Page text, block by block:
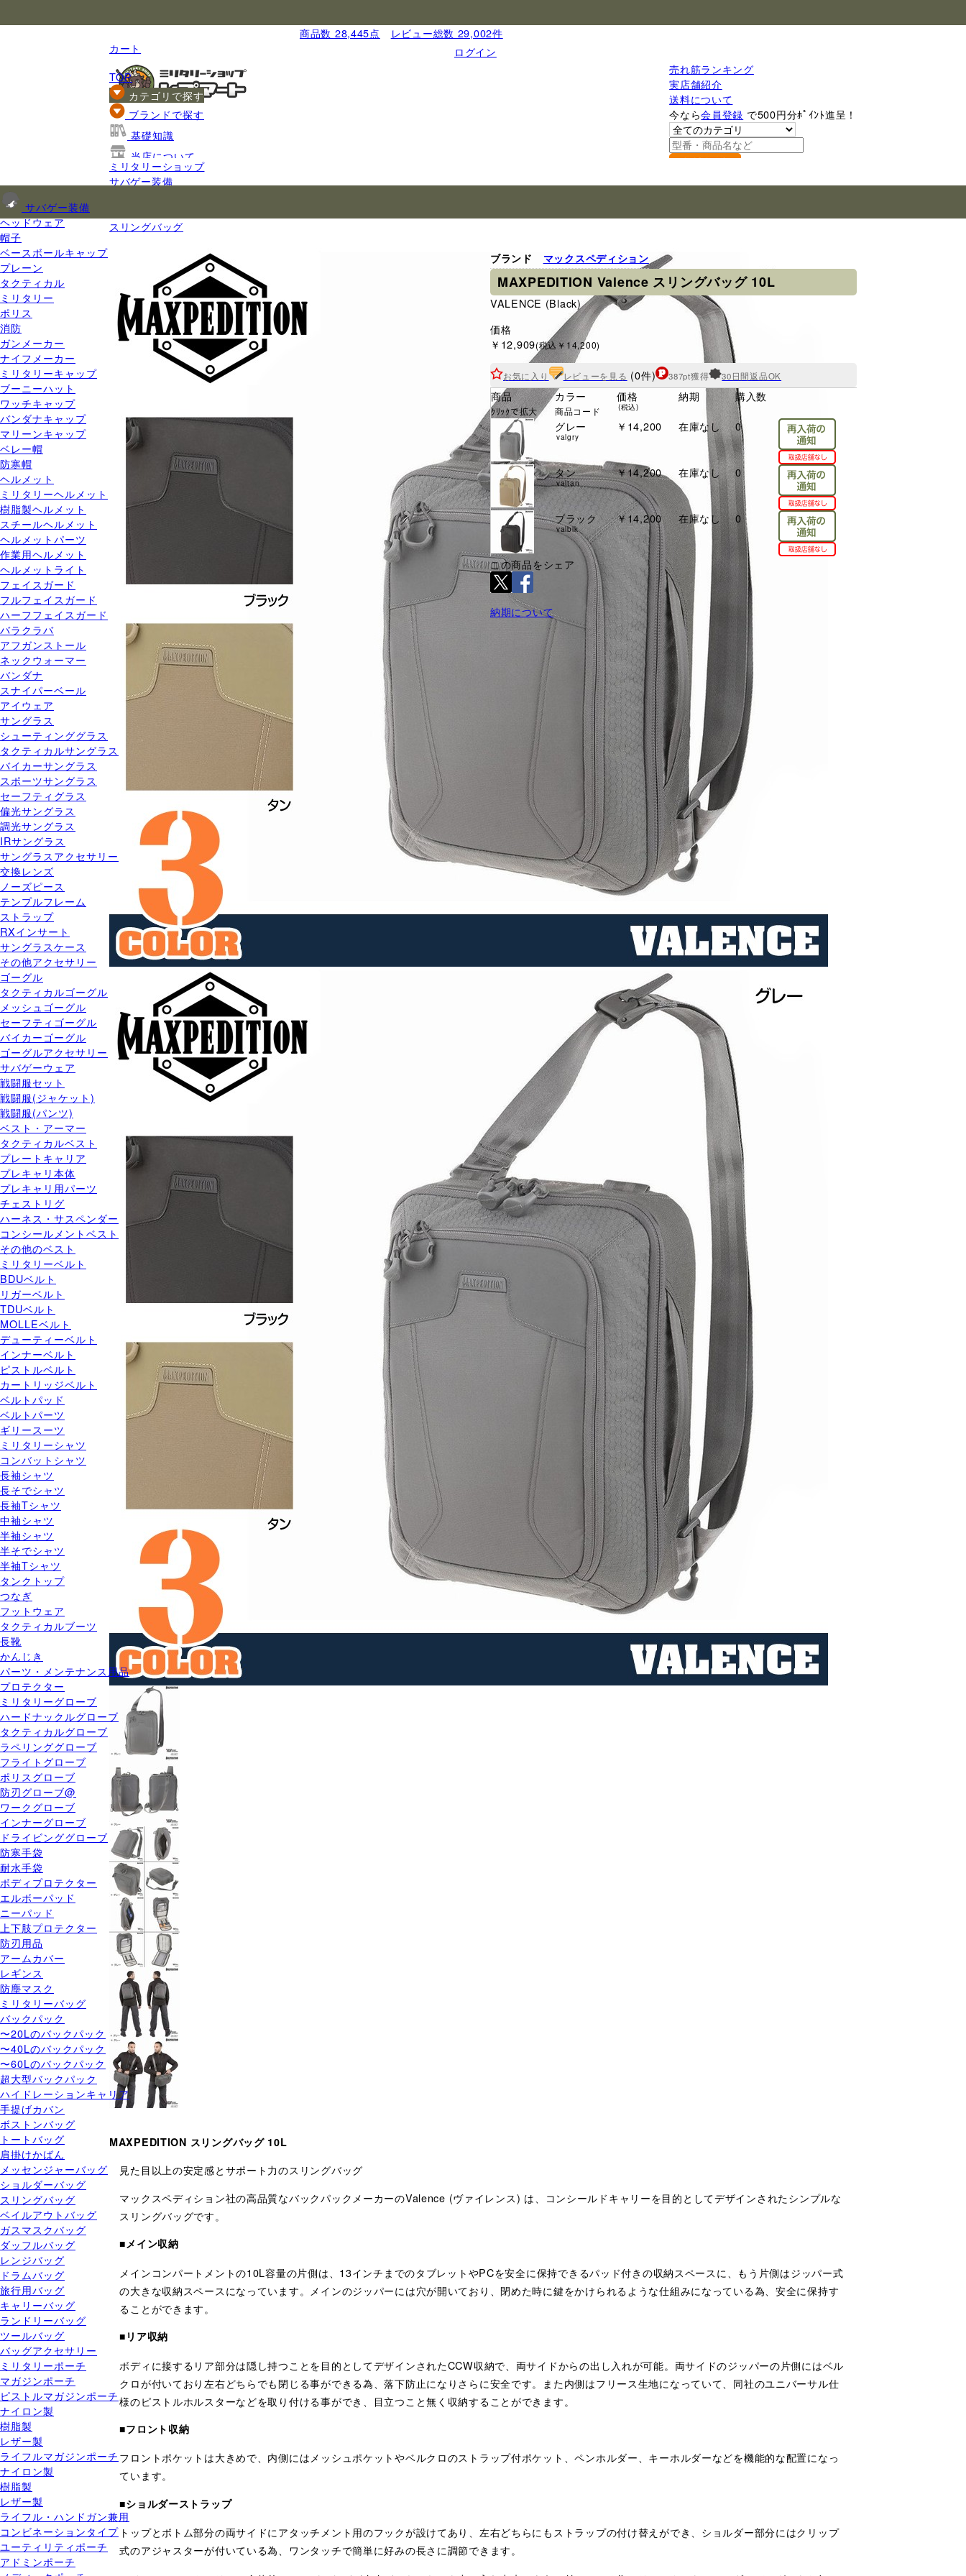
商品数 28,445点
レビュー総数 29,002件
ログイン
カート
売れ筋ランキング
実店舗紹介
送料について
今なら会員登録 で500円分ﾎﾟｲﾝﾄ進呈！
TOP
カテゴリで探す
サバゲー装備
ヘッドウェア
帽子
ベースボールキャップ
プレーン
タクティカル
ミリタリー
ポリス
消防
ガンメーカー
ナイフメーカー
ミリタリーキャップ
ブーニーハット
ワッチキャップ
バンダナキャップ
マリーンキャップ
ベレー帽
防寒帽
ヘルメット
ミリタリーヘルメット
樹脂製ヘルメット
スチールヘルメット
ヘルメットパーツ
作業用ヘルメット
ヘルメットライト
フェイスガード
フルフェイスガード
ハーフフェイスガード
バラクラバ
アフガンストール
ネックウォーマー
バンダナ
スナイパーベール
アイウェア
サングラス
シューティンググラス
タクティカルサングラス
バイカーサングラス
スポーツサングラス
セーフティグラス
偏光サングラス
調光サングラス
IRサングラス
サングラスアクセサリー
交換レンズ
ノーズピース
テンプルフレーム
ストラップ
RXインサート
サングラスケース
その他アクセサリー
ゴーグル
タクティカルゴーグル
メッシュゴーグル
セーフティゴーグル
バイカーゴーグル
ゴーグルアクセサリー
サバゲーウェア
戦闘服セット
戦闘服(ジャケット)
戦闘服(パンツ)
ベスト・アーマー
タクティカルベスト
プレートキャリア
プレキャリ本体
プレキャリ用パーツ
チェストリグ
ハーネス・サスペンダー
コンシールメントベスト
その他のベスト
ミリタリーベルト
BDUベルト
リガーベルト
TDUベルト
MOLLEベルト
デューティーベルト
インナーベルト
ピストルベルト
カートリッジベルト
ベルトパッド
ベルトパーツ
ギリースーツ
ミリタリーシャツ
コンバットシャツ
長袖シャツ
長そでシャツ
長袖Tシャツ
中袖シャツ
半袖シャツ
半そでシャツ
半袖Tシャツ
タンクトップ
つなぎ
フットウェア
タクティカルブーツ
長靴
かんじき
パーツ・メンテナンス用品
プロテクター
ミリタリーグローブ
ハードナックルグローブ
タクティカルグローブ
ラペリンググローブ
フライトグローブ
ポリスグローブ
防刃グローブ@
ワークグローブ
インナーグローブ
ドライビンググローブ
防寒手袋
耐水手袋
ボディプロテクター
エルボーパッド
ニーパッド
上下肢プロテクター
防刃用品
アームカバー
レギンス
防塵マスク
ミリタリーバッグ
バックパック
〜20Lのバックパック
〜40Lのバックパック
〜60Lのバックパック
超大型バックパック
ハイドレーションキャリア
手提げカバン
ボストンバッグ
トートバッグ
肩掛けかばん
メッセンジャーバッグ
ショルダーバッグ
スリングバッグ
ベイルアウトバッグ
ガスマスクバッグ
ダッフルバッグ
レンジバッグ
ドラムバッグ
旅行用バッグ
キャリーバッグ
ランドリーバッグ
ツールバッグ
バッグアクセサリー
ミリタリーポーチ
マガジンポーチ
ピストルマガジンポーチ
ナイロン製
樹脂製
レザー製
ライフルマガジンポーチ
ナイロン製
樹脂製
レザー製
ライフル・ハンドガン兼用
コンビネーションタイプ
ユーティリティポーチ
アドミンポーチ
ブランドで探す
基礎知識
当店について
ご利用ガイド
ミリタリーショップ
サバゲー装備
スリングバッグ
ブランド マックスペディション
MAXPEDITION Valence スリングバッグ 10L
VALENCE (Black)
価格
￥12,909(税込￥14,200)
お気に入り レビューを見る (0件) 387pt獲得 30日間返品OK
商品
ｸﾘｯｸで拡大
カラー
商品コード
価格
(税込)
納期
購入数
グレー
valgry
￥14,200 在庫なし 0
タン
valtan
￥14,200 在庫なし 0
ブラック
valblk
￥14,200 在庫なし 0
この商品をシェア
納期について
MAXPEDITION スリングバッグ 10L
見た目以上の安定感とサポート力のスリングバッグ
マックスペディション社の高品質なバックパックメーカーのValence (ヴァイレンス) は、コンシールドキャリーを目的としてデザインされたシンプルな
スリングバッグです。
■メイン収納
メインコンパートメントの10L容量の片側は、13インチまでのタブレットやPCを安全に保持できるパッド付きの収納スペースに、もう片側はジッパー式
の大きな収納スペースになっています。メインのジッパーには穴が開いており、閉めた時に鍵をかけられるような仕組みになっている為、安全に保持す
ることができます。
■リア収納
ボディに接するリア部分は隠し持つことを目的としてデザインされたCCW収納で、両サイドからの出し入れが可能。両サイドのジッパーの片側にはベル
クロが付いており左右どちらでも閉じる事ができる為、落下防止になりさらに安全です。また内側はフリース生地になっていて、同社のユニバーサル仕
様のピストルホルスターなどを取り付ける事ができ、目立つこと無く収納することができます。
■フロント収納
フロントポケットは大きめで、内側にはメッシュポケットやベルクロのストラップ付ポケット、ペンホルダー、キーホルダーなどを機能的な配置になっ
ています。
■ショルダーストラップ
トップとボトム部分の両サイドにアタッチメント用のフックが設けてあり、左右どちらにもストラップの付け替えができ、ショルダー部分にはクリップ
式のアジャスターが付いている為、ワンタッチで簡単に好みの長さに調節できます。